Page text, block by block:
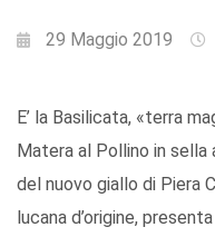
29 Maggio 2019
E’ la Basilicata, «terra
Matera al Pollino in
del nuovo giallo di Piera
lucana d’origine,